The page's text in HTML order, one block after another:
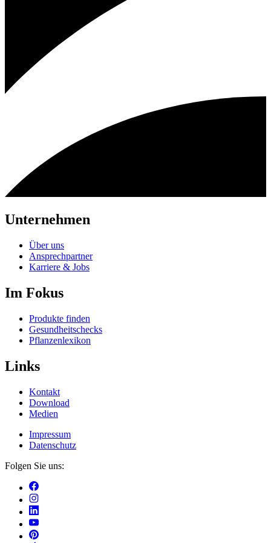
Unternehmen
Über uns
Ansprechpartner
Karriere & Jobs
Im Fokus
Produkte finden
Gesundheitschecks
Pflanzenlexikon
Links
Kontakt
Download
Medien
Impressum
Datenschutz
Folgen Sie uns: